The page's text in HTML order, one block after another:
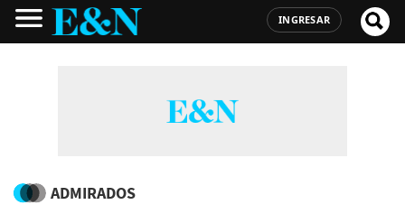
INGRESAR
ADMIRADOS